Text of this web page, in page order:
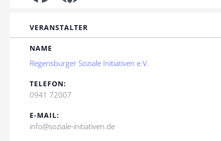
VERANSTALTER
NAME
Regensburger Soziale Initiativen e.V.
TELEFON:
0941 72007
E-MAIL:
info@soziale-initiativen.de